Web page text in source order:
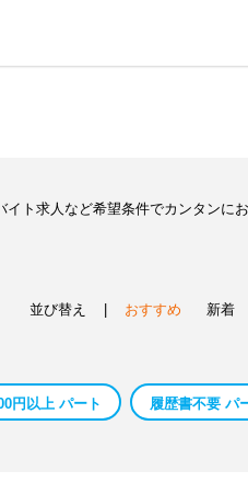
ト求人など希望条件でカンタンにお
並び替え おすすめ 新着
円以上 パート 履歴書不要 パ